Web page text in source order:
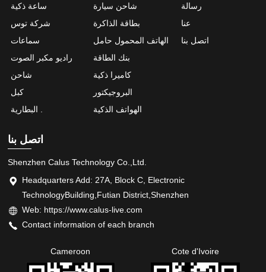
ساعة ذكية
شركة توس
سماعات
راديو مكبر الصوت
شاحن
كبل
شاحن سيارة
بطاقة الذاكرة
الهاتف المحمول حامل
بنك الطاقة
كاميرا ذكية
البروجيكتور
الهواتف الذكية
رسالة
عنا
اتصل بنا
اتصل بنا
Shenzhen Calus Technology Co.,Ltd.
Headquarters Add: 27A, Block C, Electronic
TechnologyBuilding,Futian District,Shenzhen
Web: https://www.calus-live.com
Contact information of each branch
Cameroon Cote d'Ivoire